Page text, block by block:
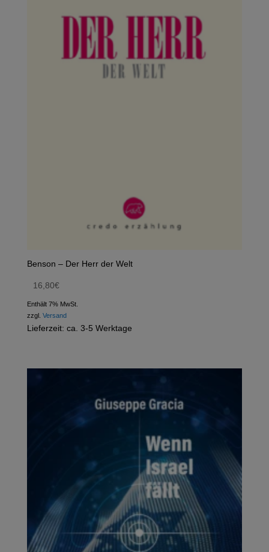
Benson – Der Herr der Welt
16,80€
Enthält 7% MwSt.
zzgl. Versand
Lieferzeit: ca. 3-5 Werktage